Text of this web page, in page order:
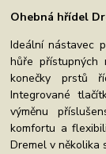
Ohebná hřídel
Ideální nástavec
hůře přístupných
konečky prstů
Integrované
výměnu
komfortu a
Dremel v několika